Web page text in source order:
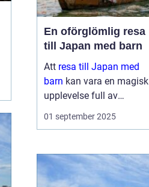
En oförglömlig resa
till Japan med barn
Att resa till Japan med
barn kan vara en magisk
upplevelse full av
äventyr och upptäckter.
Landet bjuder på en unik
kultur och modern...
01 september 2025